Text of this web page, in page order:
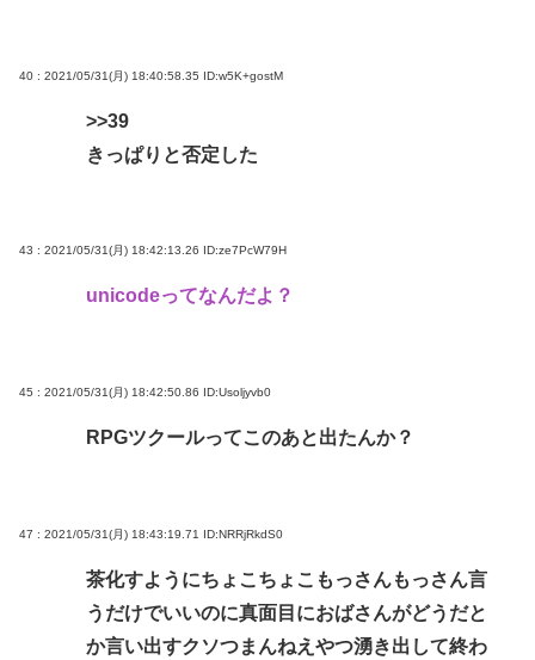
40 : 2021/05/31(月) 18:40:58.35 ID:w5K+gostM
>>39
きっぱりと否定した
43 : 2021/05/31(月) 18:42:13.26 ID:ze7PcW79H
unicodeってなんだよ？
45 : 2021/05/31(月) 18:42:50.86 ID:Usoljyvb0
RPGツクールってこのあと出たんか？
47 : 2021/05/31(月) 18:43:19.71 ID:NRRjRkdS0
茶化すようにちょこちょこもっさんもっさん言
うだけでいいのに真面目におばさんがどうだと
か言い出すクソつまんねえやつ湧き出して終わ